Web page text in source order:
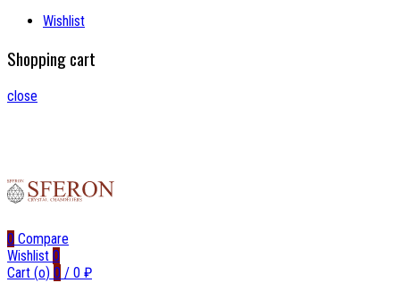
Wishlist
Shopping cart
close
0 Compare
Wishlist 0
Cart (o) 0 / 0 ₽